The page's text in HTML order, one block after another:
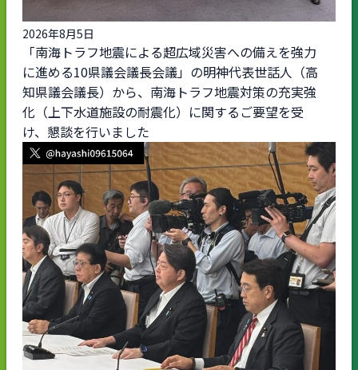
2026年8月5日
「南海トラフ地震による超広域災害への備えを強力
に進める10県議会議長会議」の明神代表世話人（高
知県議会議長）から、南海トラフ地震対策の充実強
化（上下水道施設の耐震化）に関するご要望を受
け、懇談を行いました